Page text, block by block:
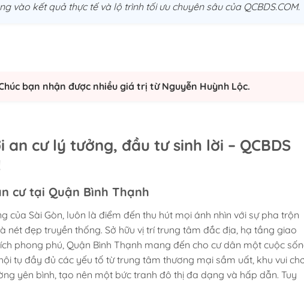
vào kết quả thực tế và lộ trình tối ưu chuyên sâu của QCBDS.COM.
bạn nhận được nhiều giá trị từ Nguyễn Huỳnh Lộc.
an cư lý tưởng, đầu tư sinh lời – QCBDS
cư tại Quận Bình Thạnh
của Sài Gòn, luôn là điểm đến thu hút mọi ánh nhìn với sự pha trộn
nét đẹp truyền thống. Sở hữu vị trí trung tâm đắc địa, hạ tầng giao
phong phú, Quận Bình Thạnh mang đến cho cư dân một cuộc
tụ đầy đủ các yếu tố từ trung tâm thương mại sầm uất, khu vui
yên bình, tạo nên một bức tranh đô thị đa dạng và hấp dẫn. Tuy